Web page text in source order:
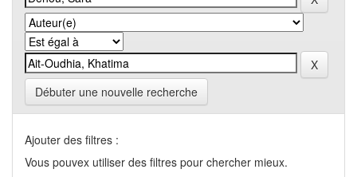
Débuter une nouvelle recherche
Ajouter des filtres :
Vous pouvex utiliser des filtres pour chercher mieux.